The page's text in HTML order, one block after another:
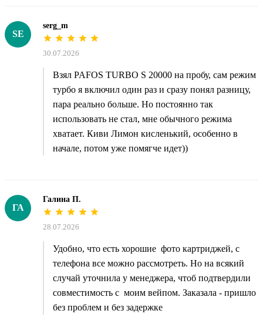
SE
serg_m
30.07.2026
Взял PAFOS TURBO S 20000 на пробу, сам режим
турбо я включил один раз и сразу понял разницу,
пара реально больше. Но постоянно так
использовать не стал, мне обычного режима
хватает. Киви Лимон кисленький, особенно в
начале, потом уже помягче идет))
ГА
Галина П.
28.07.2026
Удобно, что есть хорошие фото картриджей, с
телефона все можно рассмотреть. Но на всякий
случай уточнила у менеджера, чтоб подтвердили
совместимость с моим вейпом. Заказала - пришло
без проблем и без задержке